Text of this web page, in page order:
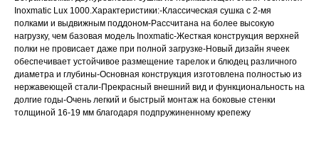
Inoxmatic Lux 1000.Характеристики:-Классическая сушка с 2-мя
полками и выдвижным поддоном-Рассчитана на более высокую
нагрузку, чем базовая модель Inoxmatic-Жесткая конструкция верхней
полки не провисает даже при полной загрузке-Новый дизайн ячеек
обеспечивает устойчивое размещение тарелок и блюдец различного
диаметра и глубины-Основная конструкция изготовлена полностью из
нержавеющей стали-Прекрасный внешний вид и функциональность на
долгие годы-Очень легкий и быстрый монтаж на боковые стенки
толщиной 16-19 мм благодаря подпружиненному крепежу